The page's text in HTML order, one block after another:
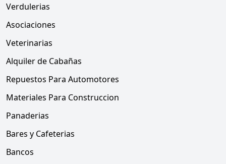
Verdulerias
Asociaciones
Veterinarias
Alquiler de Cabañas
Repuestos Para Automotores
Materiales Para Construccion
Panaderias
Bares y Cafeterias
Bancos